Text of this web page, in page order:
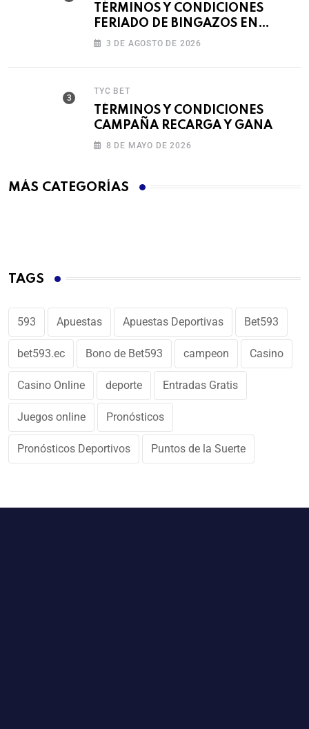
TÉRMINOS Y CONDICIONES
FERIADO DE BINGAZOS EN
BET593
3 DE AGOSTO DE 2026
TYC BET
TÉRMINOS Y CONDICIONES
CAMPAÑA RECARGA Y GANA
8 DE MAYO DE 2026
MÁS CATEGORÍAS
TAGS
593 Apuestas Apuestas Deportivas Bet593
bet593.ec Bono de Bet593 campeon Casino
Casino Online deporte Entradas Gratis
Juegos online Pronósticos
Pronósticos Deportivos Puntos de la Suerte